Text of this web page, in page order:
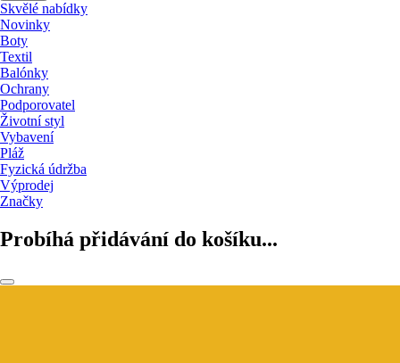
Skvělé nabídky
Novinky
Boty
Textil
Balónky
Ochrany
Podporovatel
Životní styl
Vybavení
Pláž
Fyzická údržba
Výprodej
Značky
Probíhá přidávání do košíku...